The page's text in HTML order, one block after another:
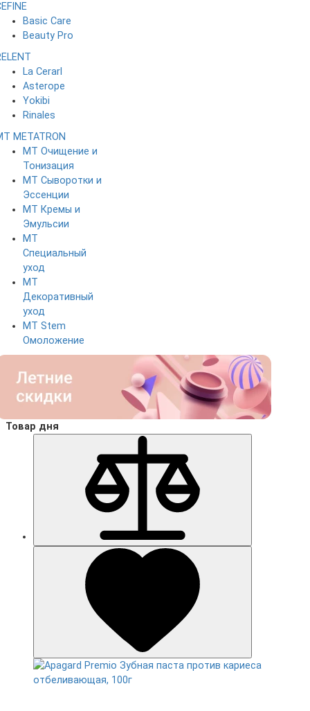
Basic Care
Beauty Pro
La Cerarl
Asterope
Yokibi
Rinales
METATRON
MT Очищение и
Тонизация
MT Сыворотки и
Эссенции
MT Кремы и
Эмульсии
MT
Специальный
уход
MT
Декоративный
уход
MT Stem
Омоложение
Товар дня